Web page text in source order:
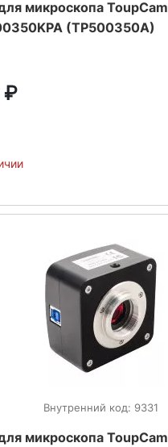
микроскопа ToupCam
(TP500350A)
₽
Внутренний код: 9331
микроскопа ToupCam